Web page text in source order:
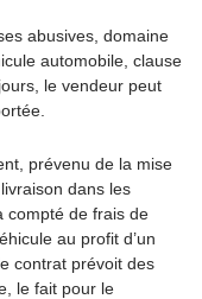
abusives, domaine
automobile, clause
le vendeur peut
prévenu de la mise
dans les
compté de frais de
au profit d’un
contrat prévoit des
le fait pour le